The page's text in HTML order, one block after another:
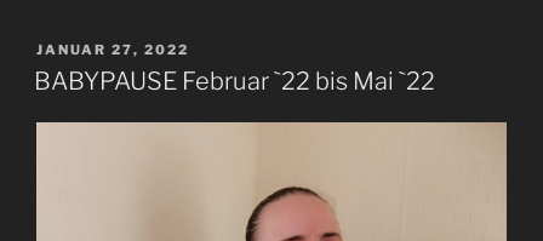
VERÖFFENTLICHT
AM
JANUAR 27, 2022
BABYPAUSE Februar `22 bis Mai `22